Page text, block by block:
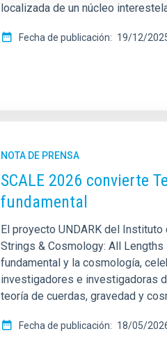
localizada de un núcleo
Fecha de publicación 19/12/
NOTA DE PRENSA
SCALE 2026 convierte
fundamental
El proyecto UNDARK del
Strings & Cosmology: All
fundamental y la cosmología,
investigadores e investigadoras
teoría de cuerdas, gravedad y
Fecha de publicación 18/05/